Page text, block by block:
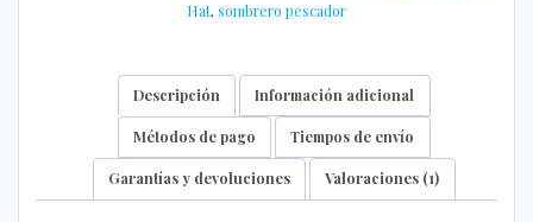
Hat, sombrero pescador
Descripción Información adicional
Métodos de pago Tiempos de envío
Garantías y devoluciones Valoraciones (1)